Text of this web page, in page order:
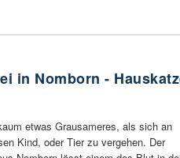
in Nomborn -
etwas Grausameres, als sich an
Kind, oder Tier zu vergehen. Der